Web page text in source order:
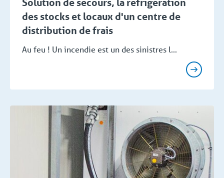
des stocks et locaux d'un centre de
distribution de frais
Au feu ! Un incendie est un des sinistres l...